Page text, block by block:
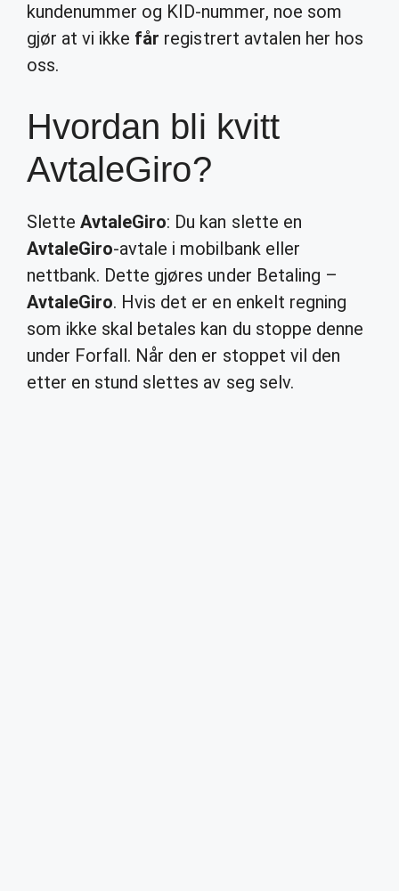
kundenummer og KID-nummer, noe som
gjør at vi ikke får registrert avtalen her hos
oss.
Hvordan bli kvitt
AvtaleGiro?
SletteAvtaleGiro: Du kan slette en
AvtaleGiro-avtale i mobilbank eller
nettbank. Dette gjøres under Betaling –
AvtaleGiro. Hvis det er en enkelt regning
som ikke skal betales kan du stoppe denne
under Forfall. Når den er stoppet vil den
etter en stund slettes av seg selv.